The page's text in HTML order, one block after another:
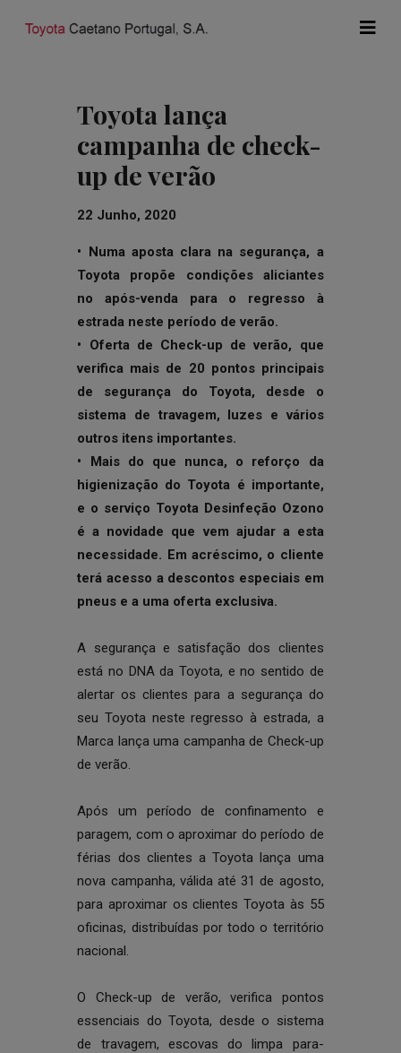
Toyota lança
campanha de check-
up de verão
22 Junho, 2020
• Numa aposta clara na segurança, a
Toyota propõe condições aliciantes
no após-venda para o regresso à
estrada neste período de verão.
• Oferta de Check-up de verão, que
verifica mais de 20 pontos principais
de segurança do Toyota, desde o
sistema de travagem, luzes e vários
outros itens importantes.
• Mais do que nunca, o reforço da
higienização do Toyota é importante,
e o serviço Toyota Desinfeção Ozono
é a novidade que vem ajudar a esta
necessidade. Em acréscimo, o cliente
terá acesso a descontos especiais em
pneus e a uma oferta exclusiva.
A segurança e satisfação dos clientes
está no DNA da Toyota, e no sentido de
alertar os clientes para a segurança do
seu Toyota neste regresso à estrada, a
Marca lança uma campanha de Check-up
de verão.
Após um período de confinamento e
paragem, com o aproximar do período de
férias dos clientes a Toyota lança uma
nova campanha, válida até 31 de agosto,
para aproximar os clientes Toyota às 55
oficinas, distribuídas por todo o território
nacional.
O Check-up de verão, verifica pontos
essenciais do Toyota, desde o sistema
de travagem, escovas do limpa para-